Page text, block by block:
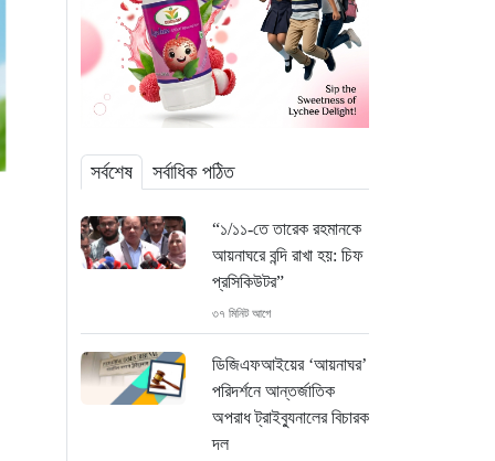
সর্বশেষ সর্বাধিক পঠিত
“১/১১-তে তারেক রহমানকে
আয়নাঘরে বন্দি রাখা হয়: চিফ
প্রসিকিউটর”
৩৭ মিনিট আগে
ডিজিএফআইয়ের ‘আয়নাঘর’
পরিদর্শনে আন্তর্জাতিক
অপরাধ ট্রাইব্যুনালের বিচারক
দল